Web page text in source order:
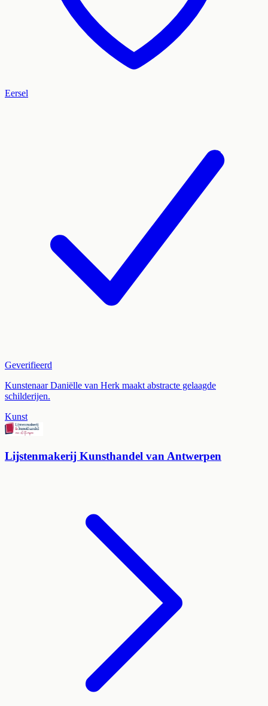
Eersel
Geverifieerd
Kunstenaar Daniëlle van Herk maakt abstracte gelaagde
schilderijen.
Kunst
Lijstenmakerij Kunsthandel van Antwerpen